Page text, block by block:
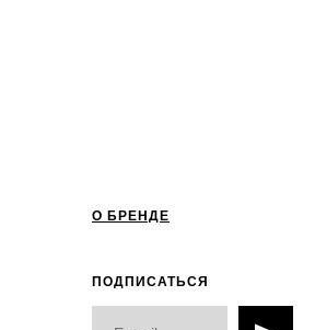
О БРЕНДЕ
ПОДПИСАТЬСЯ